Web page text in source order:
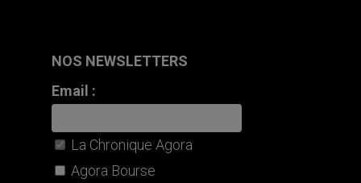
NOS NEWSLETTERS
Email :
La Chronique Agora
Agora Bourse